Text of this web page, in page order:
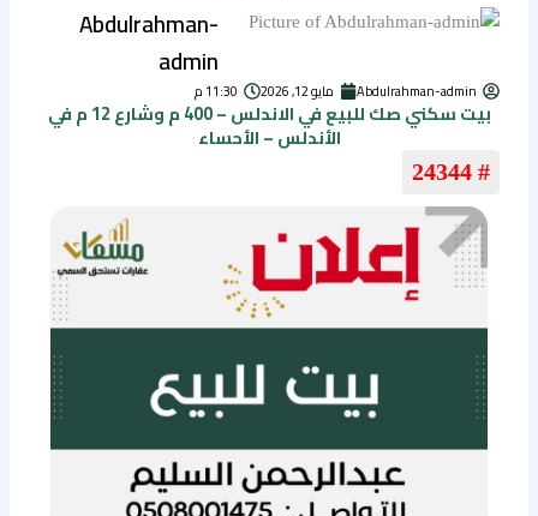
Abdulrahman-
admin
Abdulrahman-admin مايو 12, 2026 11:30 م
بيت سكني صك للبيع في الاندلس – 400 م وشارع 12 م في
الأندلس – الأحساء
# 24344